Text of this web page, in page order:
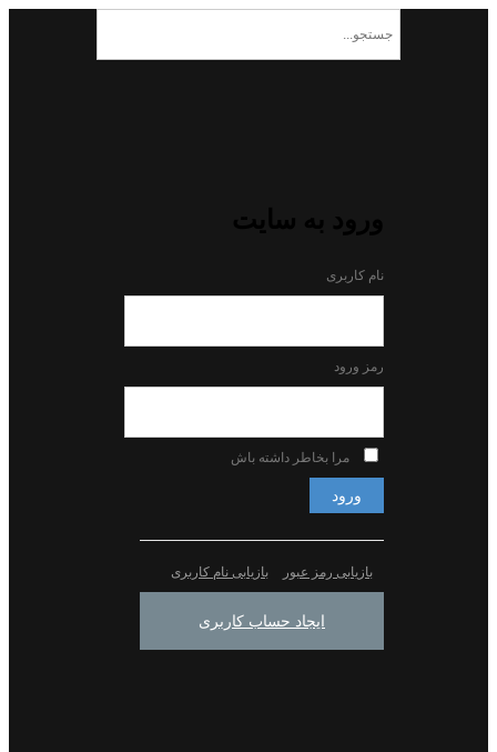
نام کاربری
رمز ورود
مرا بخاطر داشته باش
ورود
بازیابی رمز عبور بازیابی نام کاربری
ایجاد حساب کاربری